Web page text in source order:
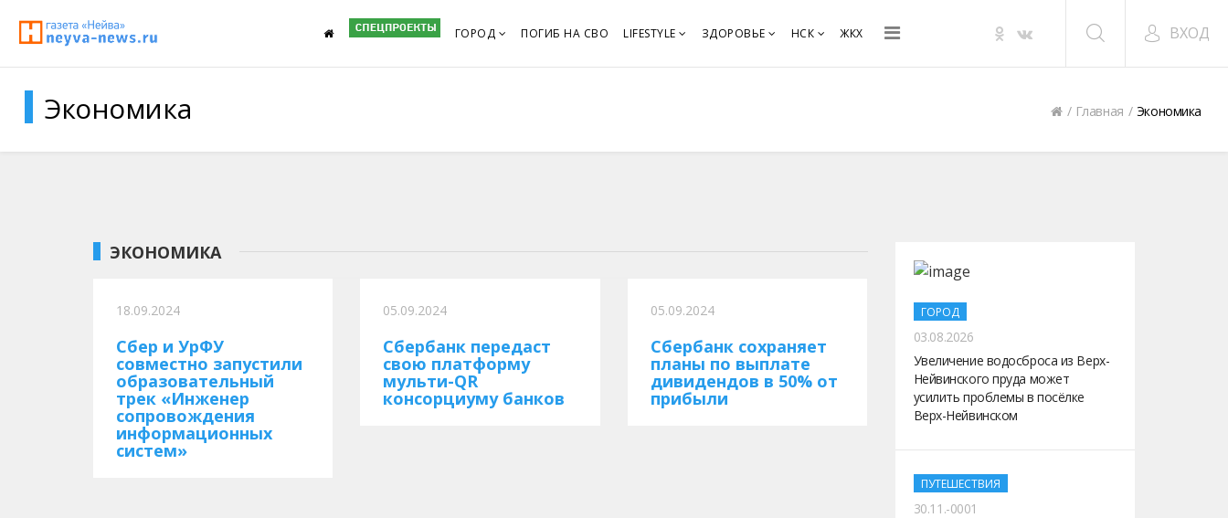
ГОРОД ПОГИБ НА СВО LIFESTYLE ЗДОРОВЬЕ НСК ЖКХ ВХОД
Экономика Главная Экономика
ЭКОНОМИКА
18.09.2024
Сбер и УрФУ
совместно запустили
образовательный
трек «Инженер
сопровождения
информационных
систем»
05.09.2024
Сбербанк передаст
свою платформу
мульти-QR
консорциуму банков
05.09.2024
Сбербанк сохраняет
планы по выплате
дивидендов в 50% от
прибыли
ГОРОД
03.08.2026
Увеличение водосброса из Верх-
Нейвинского пруда может
усилить проблемы в посёлке
Верх-Нейвинском
ПУТЕШЕСТВИЯ
30.11.-0001